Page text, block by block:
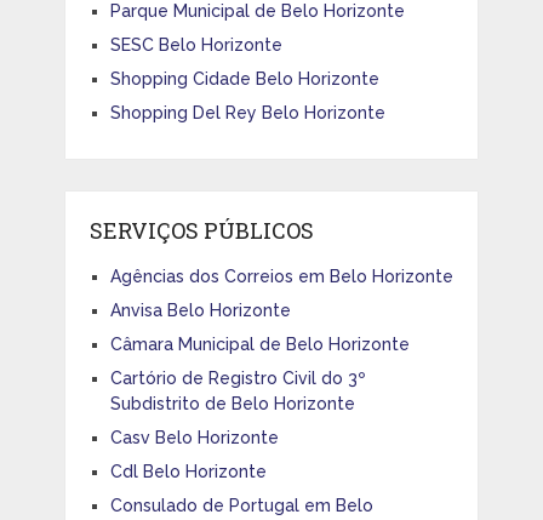
Parque Municipal de Belo Horizonte
SESC Belo Horizonte
Shopping Cidade Belo Horizonte
Shopping Del Rey Belo Horizonte
SERVIÇOS PÚBLICOS
Agências dos Correios em Belo Horizonte
Anvisa Belo Horizonte
Câmara Municipal de Belo Horizonte
Cartório de Registro Civil do 3º
Subdistrito de Belo Horizonte
Casv Belo Horizonte
Cdl Belo Horizonte
Consulado de Portugal em Belo